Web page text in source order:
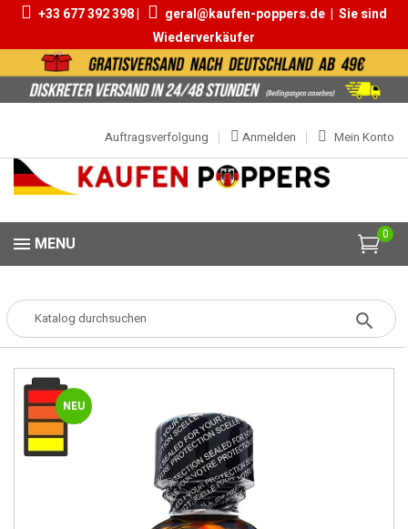
+33 677 392 398 | geral@kaufen-poppers.de | Sie sind
Wiederverkäufer
Mein Konto
Anmelden
Auftragsverfolgung
0
MENU
Popper ZUSAMMENSETZUNG Poppers Propyl
Royal Rush Propyl
NEU